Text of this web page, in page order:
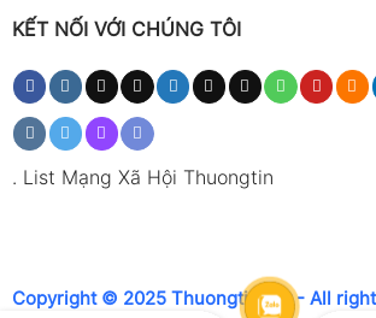
KẾT NỐI VỚI CHÚNG TÔI
. List Mạng Xã Hội Thuongtin
Copyright © 2025 Thuongtin.net - All